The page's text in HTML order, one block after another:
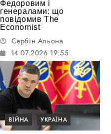
Федоровим і
генералами: що
повідомив The
Economist
Сербін Альона
14.07.2026 19:55
ВІЙНА УКРАЇНА